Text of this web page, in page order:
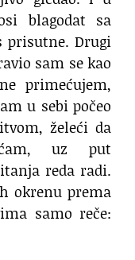
blagodat sa
prisutne. Drugi
sam se kao
primećujem,
u sebi počeo
želeći da
uz put
reda radi.
okrenu prema
samo reče: